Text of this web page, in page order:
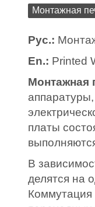
Монтажная
Рус.:
En.: Printed
Монтажная
платы
В
делятся на